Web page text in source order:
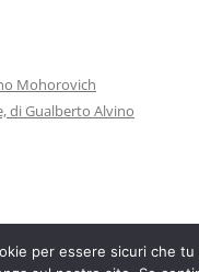
Mohorovich
di Gualberto Alvino
per essere sicuri che tu